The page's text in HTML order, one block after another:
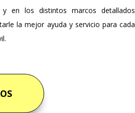
y en los distintos marcos detallados
la mejor ayuda y servicio para cada